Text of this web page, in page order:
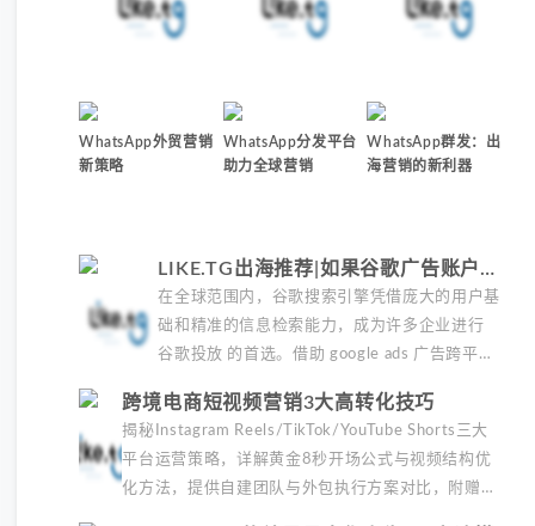
WhatsApp外贸营销
新策略
WhatsApp分发平台
助力全球营销
WhatsApp群发：出
海营销的新利器
LIKE.TG出海推荐|如果谷歌广告账户被
暂停怎么办？最好用的高效解决方法！
在全球范围内，谷歌搜索引擎凭借庞大的用户基
础和精准的信息检索能力，成为许多企业进行
谷歌投放 的首选。借助 google ads 广告跨平台
投放，实现资源的有效分配和广告效果的最大
化。在谷歌上投放广告，可以利用其广泛的受众
覆盖和精准的目标定位，有效提升品牌知名度和
带动销售增长。
跨境电商短视频营销3大高转化技巧
揭秘Instagram Reels/TikTok/YouTube Shorts三大
平台运营策略，详解黄金8秒开场公式与视频结构优
化方法，提供自建团队与外包执行方案对比，附赠规